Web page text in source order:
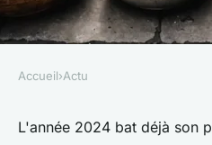
Quels sont les
Accueil›Actu
L'année 2024 bat déjà son